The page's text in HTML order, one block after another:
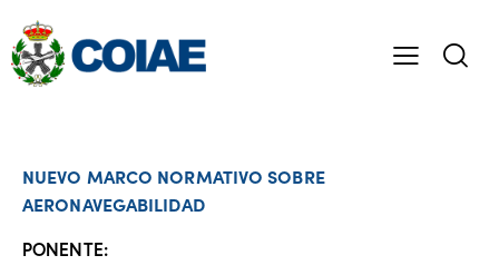
NUEVO MARCO NORMATIVO SOBRE
AERONAVEGABILIDAD
PONENTE: